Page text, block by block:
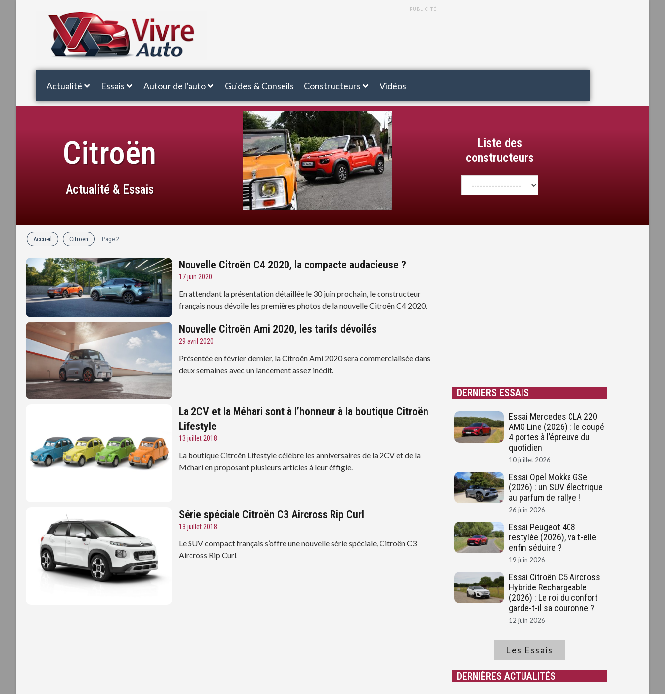
PUBLICITÉ
Actualité Essais Autour de l’auto Guides & Conseils Constructeurs Vidéos
Citroën
Actualité & Essais
Liste des
constructeurs
Accueil Citroën Page 2
Nouvelle Citroën C4 2020, la compacte audacieuse ?
17 juin 2020
En attendant la présentation détaillée le 30 juin prochain, le constructeur
français nous dévoile les premières photos de la nouvelle Citroën C4 2020.
Nouvelle Citroën Ami 2020, les tarifs dévoilés
29 avril 2020
Présentée en février dernier, la Citroën Ami 2020 sera commercialisée dans
deux semaines avec un lancement assez inédit.
La 2CV et la Méhari sont à l’honneur à la boutique Citroën
Lifestyle
13 juillet 2018
La boutique Citroën Lifestyle célèbre les anniversaires de la 2CV et de la
Méhari en proposant plusieurs articles à leur éffigie.
Série spéciale Citroën C3 Aircross Rip Curl
13 juillet 2018
Le SUV compact français s’offre une nouvelle série spéciale, Citroën C3
Aircross Rip Curl.
DERNIERS ESSAIS
Essai Mercedes CLA 220
AMG Line (2026) : le coupé
4 portes à l’épreuve du
quotidien
10 juillet 2026
Essai Opel Mokka GSe
(2026) : un SUV électrique
au parfum de rallye !
26 juin 2026
Essai Peugeot 408
restylée (2026), va t-elle
enfin séduire ?
19 juin 2026
Essai Citroën C5 Aircross
Hybride Rechargeable
(2026) : Le roi du confort
garde-t-il sa couronne ?
12 juin 2026
Les Essais
DERNIÈRES ACTUALITÉS